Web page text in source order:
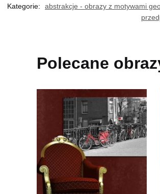
Kategorie:
abstrakcje - obrazy z motywami
Polecane